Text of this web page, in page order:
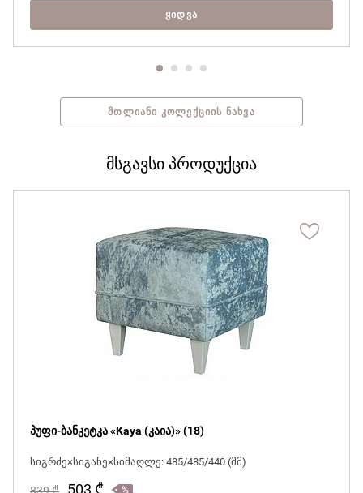
ᲧᲘᲓᲕᲐ
ᲛᲗᲚᲘᲐᲜᲘ ᲙᲝᲚᲔᲥᲪᲘᲘᲡ ᲜᲐᲮᲕᲐ
მსგავსი პროდუქცია
პუფი-ბანკეტკა «Kaya (კაია)» (18)
სიგრძე×სიგანე×სიმაღლე: 485/485/440 (მმ)
503 ₾